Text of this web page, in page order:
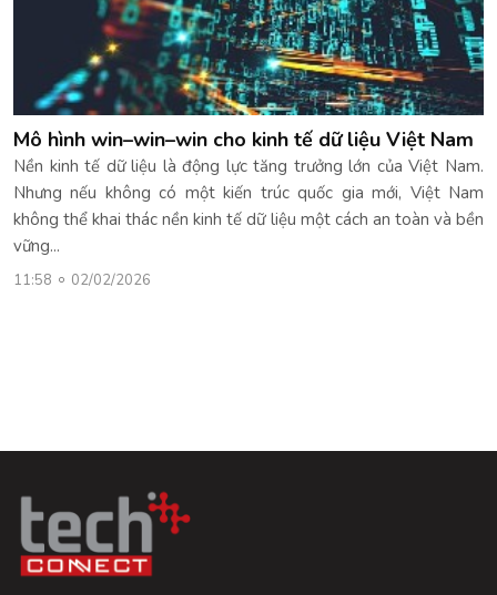
Mô hình win–win–win cho kinh tế dữ liệu Việt Nam
Nền kinh tế dữ liệu là động lực tăng trưởng lớn của Việt Nam.
Nhưng nếu không có một kiến trúc quốc gia mới, Việt Nam
không thể khai thác nền kinh tế dữ liệu một cách an toàn và bền
vững...
11:58 02/02/2026